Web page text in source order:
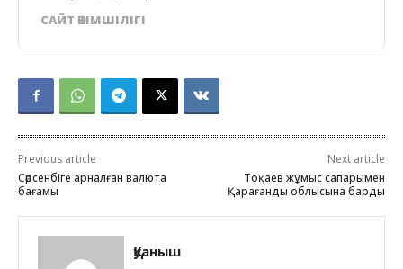
САЙТ ӘКІМШІЛІГІ
Previous article
Сәрсенбіге арналған валюта
бағамы
Next article
Тоқаев жұмыс сапарымен
Қарағанды облысына барды
Қуаныш